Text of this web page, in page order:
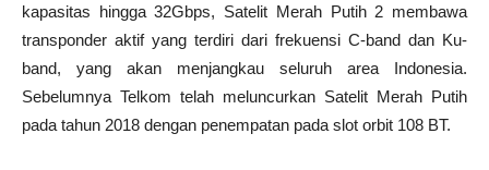
kapasitas hingga 32Gbps, Satelit Merah Putih 2 membawa
transponder aktif yang terdiri dari frekuensi C-band dan Ku-
band, yang akan menjangkau seluruh area Indonesia.
Sebelumnya Telkom telah meluncurkan Satelit Merah Putih
pada tahun 2018 dengan penempatan pada slot orbit 108 BT.